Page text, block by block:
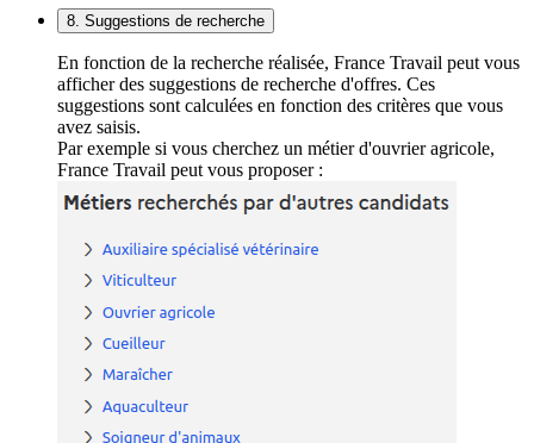
8. Suggestions de recherche
En fonction de la recherche réalisée, France Travail peut vous
afficher des suggestions de recherche d'offres. Ces
suggestions sont calculées en fonction des critères que vous
avez saisis.
Par exemple si vous cherchez un métier d'ouvrier agricole,
France Travail peut vous proposer :